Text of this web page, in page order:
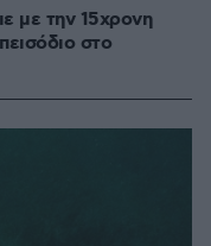
με την 15χρονη
στο